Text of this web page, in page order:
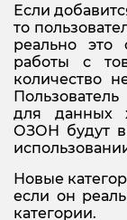
Если
то
реально
работы с
количество
для данных
ОЗОН будут
Новые
если он
категории.